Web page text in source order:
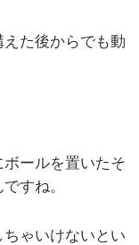
た後からでも動
ールを置いたそ
すね。
ゃいけないとい